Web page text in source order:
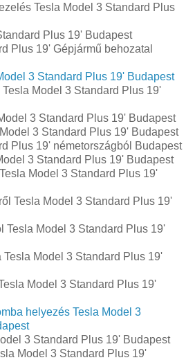
Tesla Model 3 Standard Plus
Plus 19' Budapest
Plus 19' Gépjármű behozatal‎
3 Standard Plus 19' Budapest
Model 3 Standard Plus 19'
3 Standard Plus 19' Budapest
3 Standard Plus 19' Budapest
Plus 19' németországból Budapest
3 Standard Plus 19' Budapest
Model 3 Standard Plus 19'
Tesla Model 3 Standard Plus 19'
Tesla Model 3 Standard Plus 19'
Tesla Model 3 Standard Plus 19'
Model 3 Standard Plus 19'
helyezés Tesla Model 3
3 Standard Plus 19' Budapest
Model 3 Standard Plus 19'